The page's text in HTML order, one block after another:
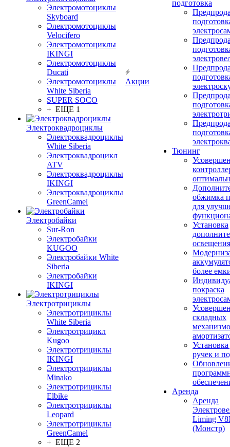
Электромотоциклы
Skyboard
Электромотоциклы
Velocifero
Электромотоциклы
IKINGI
Электромотоциклы
Ducati
Электромотоциклы
White Siberia
SUPER SOCO
+ ЕЩЕ 1
Электроквадроциклы
Электроквадроциклы
White Siberia
Электроквадроцикл
ATV
Электроквадроциклы
IKINGI
Электроквадроциклы
GreenCamel
Электробайки
Sur-Ron
Электробайки
KUGOO
Электробайки White
Siberia
Электробайки
IKINGI
Электротрициклы
Электротрициклы
White Siberia
Электротрицикл
Kugoo
Электротрициклы
IKINGI
Электротрициклы
Minako
Электротрициклы
Elbike
Электротрициклы
Leopard
Электротрициклы
GreenCamel
+ ЕЩЕ 2
Акции
подготовка
Тюнинг
обжимка
для
Установка
освещения
более
покраска
складных
ручек и
Аренда
Аренда
Liming
(Монстр)